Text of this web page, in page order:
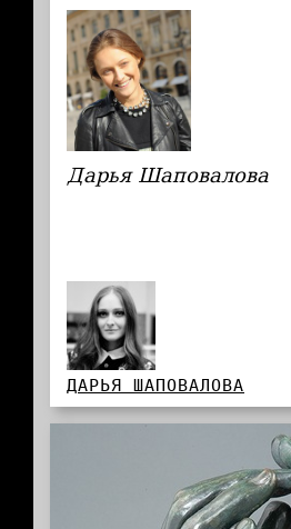
Дарья Шаповалова
ДАРЬЯ ШАПОВАЛОВА